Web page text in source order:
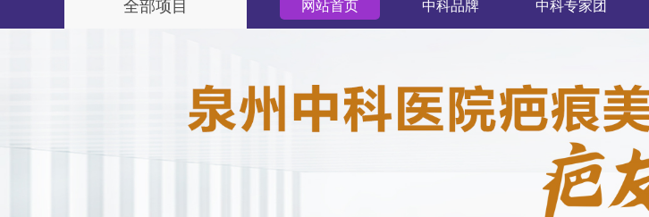
全部项目 网站首页 中科品牌 中科专家团